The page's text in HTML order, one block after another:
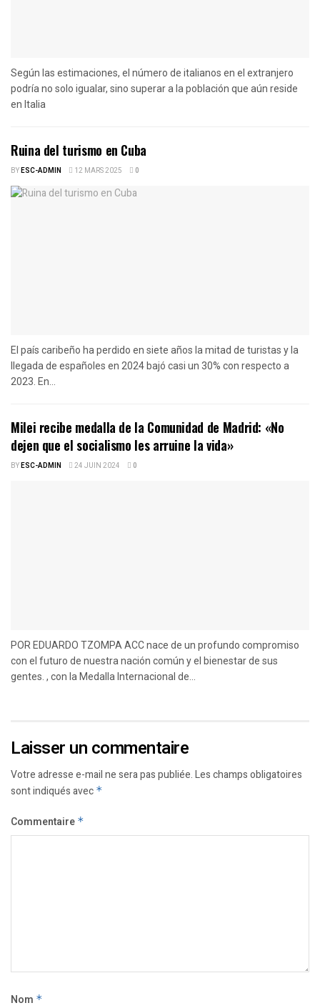
Según las estimaciones, el número de italianos en el extranjero
podría no solo igualar, sino superar a la población que aún reside
en Italia
Ruina del turismo en Cuba
BYESC-ADMIN 12 MARS 2025 0
El país caribeño ha perdido en siete años la mitad de turistas y la
llegada de españoles en 2024 bajó casi un 30% con respecto a
2023. En...
Milei recibe medalla de la Comunidad de Madrid: «No
dejen que el socialismo les arruine la vida»
BYESC-ADMIN 24 JUIN 2024 0
POR EDUARDO TZOMPA ACC nace de un profundo compromiso
con el futuro de nuestra nación común y el bienestar de sus
gentes. , con la Medalla Internacional de...
Laisser un commentaire
Votre adresse e-mail ne sera pas publiée.Les champs obligatoires
sont indiqués avec *
Commentaire *
Nom *